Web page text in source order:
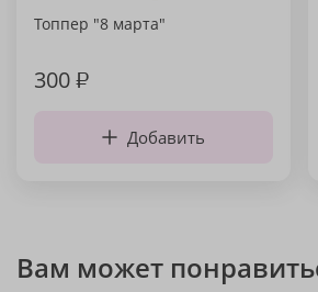
Топпер "8 марта"
300₽
Добавить
Вам может